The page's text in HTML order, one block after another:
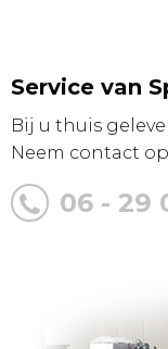
Service van
Bij u thuis
Neem contact
06 - 29